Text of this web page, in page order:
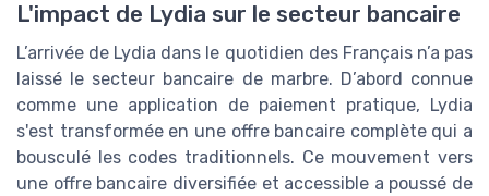
L'impact de Lydia sur le secteur bancaire
L’arrivée de Lydia dans le quotidien des Français n’a pas
laissé le secteur bancaire de marbre. D’abord connue
comme une application de paiement pratique, Lydia
s'est transformée en une offre bancaire complète qui a
bousculé les codes traditionnels. Ce mouvement vers
une offre bancaire diversifiée et accessible a poussé de